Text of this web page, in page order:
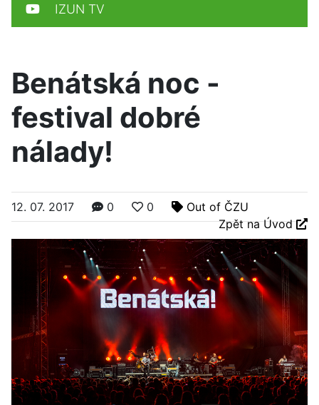
Benátská noc -
festival dobré
nálady!
12. 07. 2017 0 0
Out of ČZU
Zpět na Úvod
IZUN TV